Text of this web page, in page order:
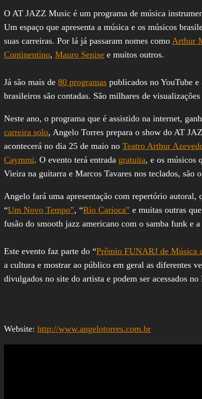
O AT JAZZ Music é um programa de música
Um espaço que apresenta a música e os músicos
suas carreiras. Por lá já passaram nomes como Arthur
Continentino, Mauro Senise e muitos outros.
Já são mais de 80 programas publicados no YouTube
brasileiros são contadas. São milhares de
Neste ano, o programa que é assistido na internet,
carreira solo, Angelo Torres prepara o show do AT
acontecerá no dia 25 de maio no Teatro Arthur
Caymmi. O evento terá entrada gratuita, e os músicos
Vieira na guitarra e Marcos Tavares nos teclados, são
Angelo fará uma apresentação com repertório autoral,
“Um Novo Tempo”, “Rio Carioca” e muitas outras
fusão do smooth jazz americano com o samba funk e
Este evento faz parte do “Prêmio FUNARJ de Música
a cultura e mostrar ao público em geral as diferentes
divulgados no site do artista e podem ser acessados
Website: http://www.angelotorres.com.br